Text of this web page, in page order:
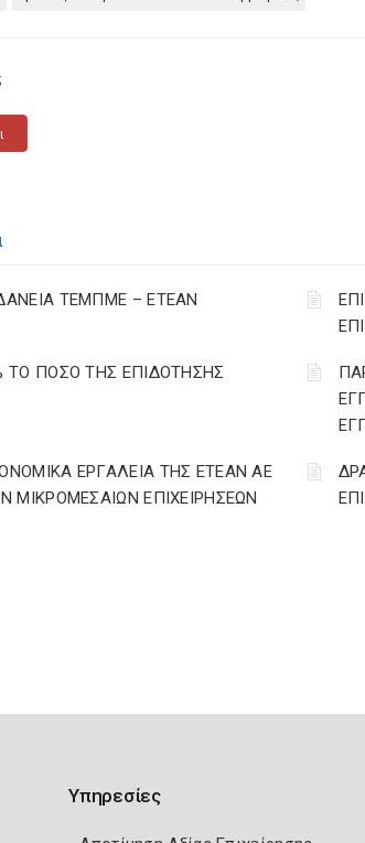
ΤΕΜΠΜΕ – ΕΤΕΑΝ
ΤΟ ΠΟΣΟ ΤΗΣ ΕΠΙΔΟΤΗΣΗΣ
ΕΡΓΑΛΕΙΑ ΤΗΣ ΕΤΕΑΝ ΑΕ
ΜΙΚΡΟΜΕΣΑΙΩΝ ΕΠΙΧΕΙΡΗΣΕΩΝ
Υπηρεσίες